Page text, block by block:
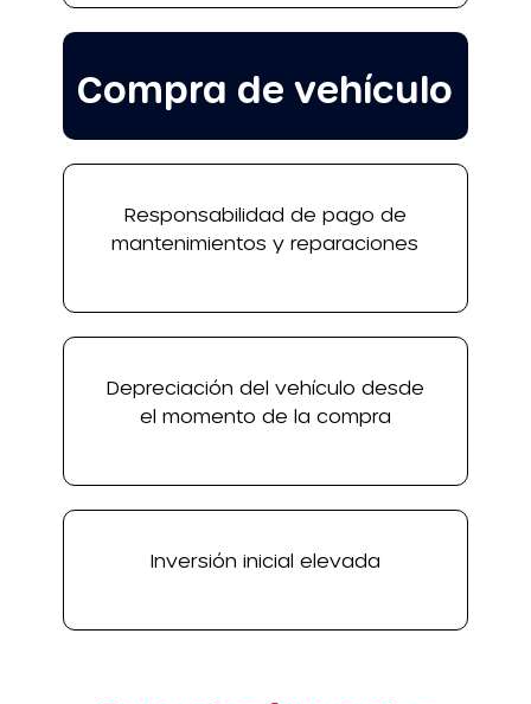
Compra de vehículo
Responsabilidad de pago de
mantenimientos y reparaciones
Depreciación del vehículo desde
el momento de la compra
Inversión inicial elevada